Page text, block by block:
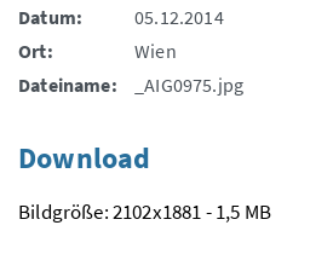
Datum:
05.12.2014
Ort:
Wien
Dateiname:
_AIG0975.jpg
Download
Bildgröße: 2102x1881 - 1,5 MB